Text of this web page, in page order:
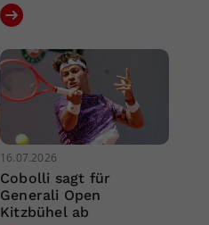
16.07.2026
Cobolli sagt für
Generali Open
Kitzbühel ab